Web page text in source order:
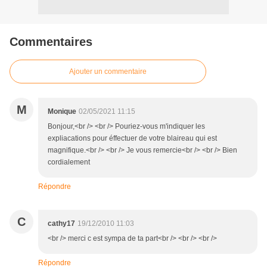
Commentaires
Ajouter un commentaire
M Monique 02/05/2021 11:15
Bonjour,<br /> <br /> Pouriez-vous m'indiquer les
expliacations pour éffectuer de votre blaireau qui est
magnifique.<br /> <br /> Je vous remercie<br /> <br /> Bien
cordialement
Répondre
C cathy17 19/12/2010 11:03
<br /> merci c est sympa de ta part<br /> <br /> <br />
Répondre